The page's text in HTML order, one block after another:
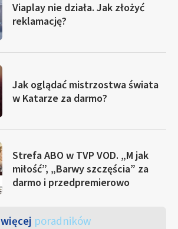
Viaplay nie działa. Jak złożyć
reklamację?
Jak oglądać mistrzostwa świata
w Katarze za darmo?
Strefa ABO w TVP VOD. „M jak
miłość”, „Barwy szczęścia” za
darmo i przedpremierowo
więcej poradników